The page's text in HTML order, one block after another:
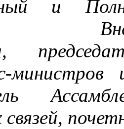
и
министров
связей,